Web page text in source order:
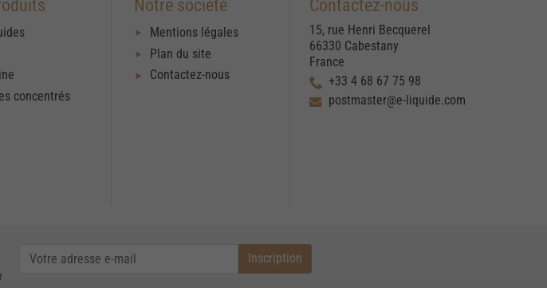
concentrés
Notre société
Mentions légales
Plan du site
Contactez-nous
Contactez-nous
15, rue Henri Becquerel
66330 Cabestany
France
+33 4 68 67 75 98
postmaster@e-liquide.com